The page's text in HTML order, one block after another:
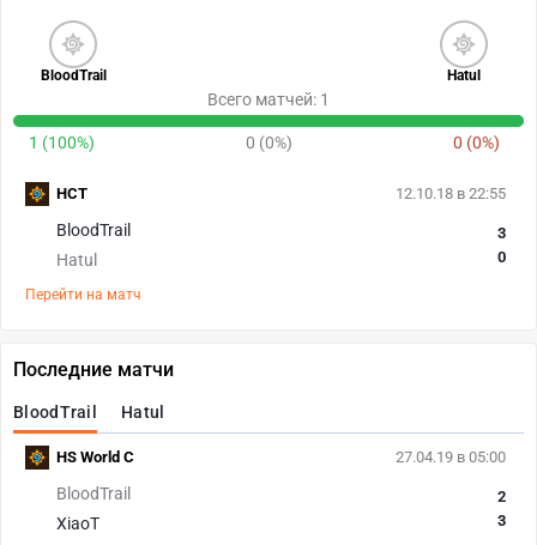
BloodTrail Hatul
Всего матчей: 1
1 (100%) 0 (0%) 0 (0%)
12.10.18 в 22:55
BloodTrail
Hatul
3
0
Перейти на матч
HCT
Последние матчи
BloodTrail Hatul
27.04.19 в 05:00
BloodTrail
XiaoT
2
3
HS World C